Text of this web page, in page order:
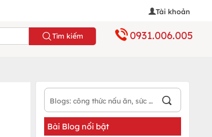
Tài khoản
Tìm kiếm 0931.006.005
Bài Blog nổi bật